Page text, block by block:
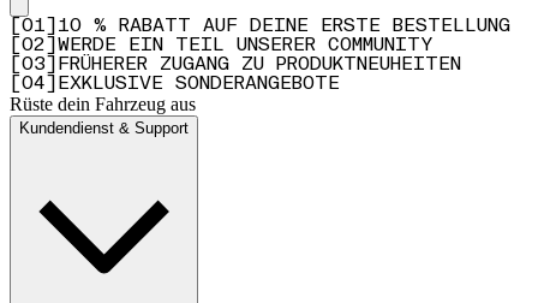
01
10 % RABATT AUF DEINE ERSTE BESTELLUNG
02
WERDE EIN TEIL UNSERER COMMUNITY
03
FRÜHERER ZUGANG ZU PRODUKTNEUHEITEN
04 EXKLUSIVE SONDERANGEBOTE
Rüste dein Fahrzeug aus
Kundendienst & Support